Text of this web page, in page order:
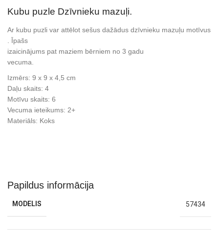
Kubu puzle Dzīvnieku mazuļi.
Ar kubu puzli var attēlot sešus dažādus dzīvnieku mazuļu motīvus
. Īpašs
izaicinājums pat maziem bērniem no 3 gadu
vecuma.
Izmērs: 9 x 9 x 4,5 cm
Daļu skaits: 4
Motīvu skaits: 6
Vecuma ieteikums: 2+
Materiāls: Koks
Papildus informācija
MODELIS 57434